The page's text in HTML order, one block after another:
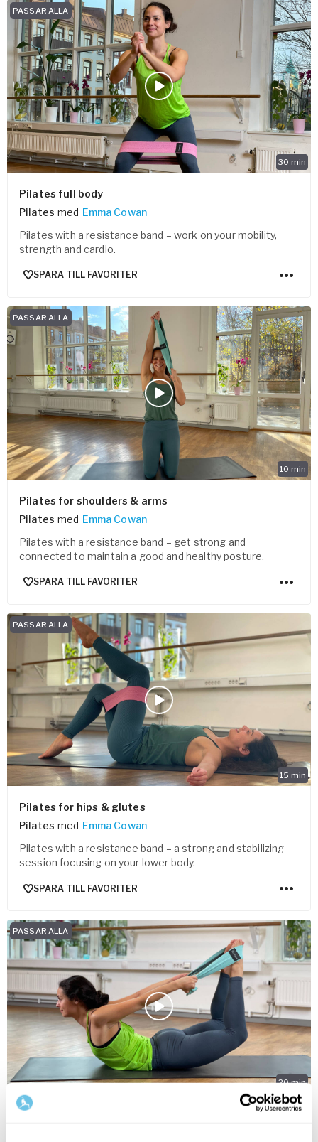
30 min
PASSAR ALLA
Pilates full body
Pilates med Emma Cowan
Pilates with a resistance band – work on your mobility,
strength and cardio.
SPARA TILL FAVORITER
10 min
PASSAR ALLA
Pilates for shoulders & arms
Pilates med Emma Cowan
Pilates with a resistance band – get strong and
connected to maintain a good and healthy posture.
SPARA TILL FAVORITER
15 min
PASSAR ALLA
Pilates for hips & glutes
Pilates med Emma Cowan
Pilates with a resistance band – a strong and stabilizing
session focusing on your lower body.
SPARA TILL FAVORITER
20min
PASSAR ALLA
Pilates for core & spine